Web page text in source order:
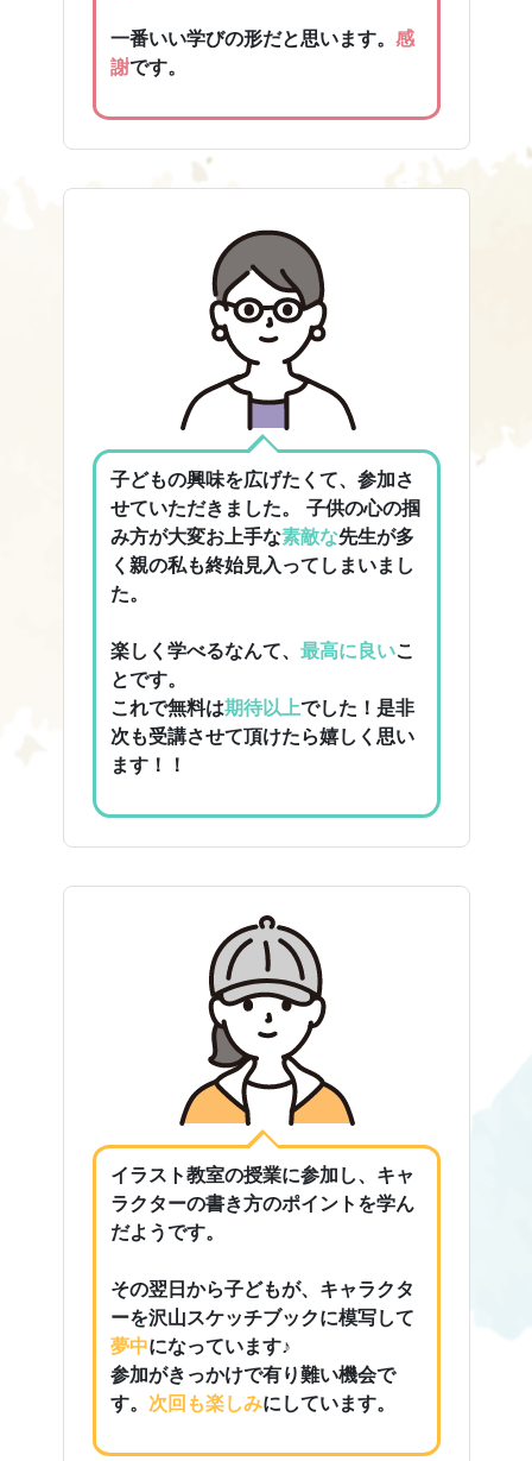
一番いい学びの形だと思います。 感
謝です。
子どもの興味を広げたくて、参加さ
せていただきました。 子供の心の掴
み方が大変お上手な素敵な先生が多
く親の私も終始見入ってしまいまし
た。
楽しく学べるなんて、 最高に良いこ
とです。
これで無料は期待以上でした！是非
次も受講させて頂けたら嬉しく思い
ます！！
イラスト教室の授業に参加し、キャ
ラクターの書き方のポイントを学ん
だようです。
その翌日から子どもが、キャラクタ
ーを沢山スケッチブックに模写して
夢中になっています♪
参加がきっかけで有り難い機会で
す。 次回も楽しみにしています。